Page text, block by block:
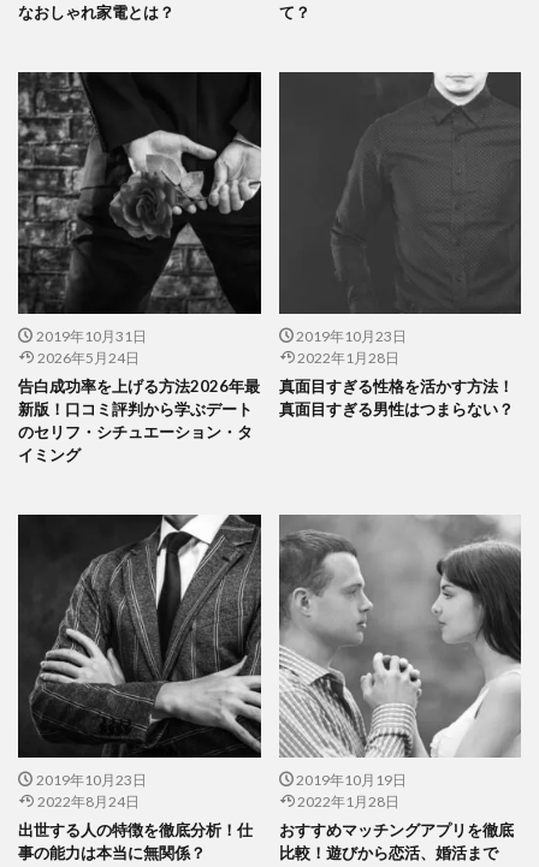
なおしゃれ家電とは？
て？
2019年10月31日
2026年5月24日
告白成功率を上げる方法2026年最
新版！口コミ評判から学ぶデート
のセリフ・シチュエーション・タ
イミング
2019年10月23日
2022年1月28日
真面目すぎる性格を活かす方法！
真面目すぎる男性はつまらない？
2019年10月23日
2022年8月24日
出世する人の特徴を徹底分析！仕
事の能力は本当に無関係？
2019年10月19日
2022年1月28日
おすすめマッチングアプリを徹底
比較！遊びから恋活、婚活まで